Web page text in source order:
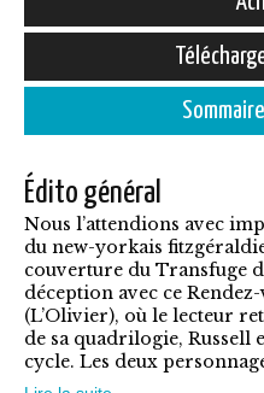
produit
variations.
Les
options
peuvent
être
choisies
Édito général
Nous l’attendions avec
du new-yorkais
couverture du Transfuge
déception avec ce
(L’Olivier), où le lecteur
de sa quadrilogie, Russell
cycle. Les deux